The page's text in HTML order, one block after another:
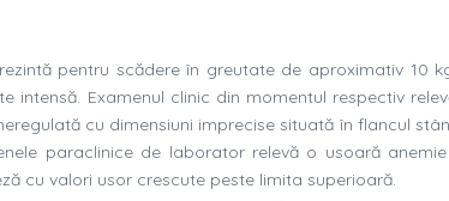
pentru scădere în greutate de aproximativ 10
intensă. Examenul clinic din momentul respectiv
cu dimensiuni imprecise situată în flancul
paraclinice de laborator relevă o usoară
cu valori usor crescute peste limita superioară.